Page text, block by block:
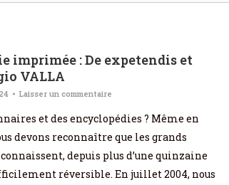
imprimée : De expetendis et
VALLA
Laisser un commentaire
et des encyclopédies ? Même en
devons reconnaître que les grands
depuis plus d’une quinzaine
réversible. En juillet 2004, nous